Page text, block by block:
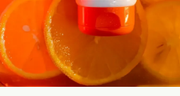
Гели
Восковые полоски
Кремы